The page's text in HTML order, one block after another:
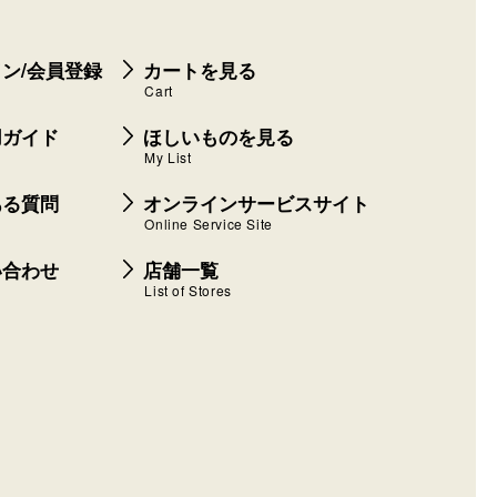
/会員登録 カートを見る
Cart
イド ほしいものを見る
My List
質問 オンラインサービスサイト
Online Service Site
わせ 店舗一覧
List of Stores